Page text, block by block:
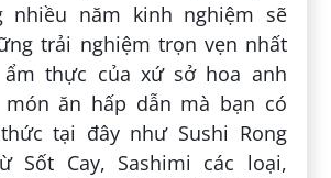
nhiều năm kinh nghiệm sẽ
trải nghiệm trọn vẹn nhất
thực của xứ sở hoa anh
món ăn hấp dẫn mà bạn có
tại đây như Sushi Rong
Sốt Cay, Sashimi các loại,